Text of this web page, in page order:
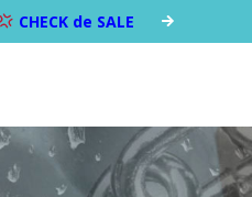
CHECK de SALE